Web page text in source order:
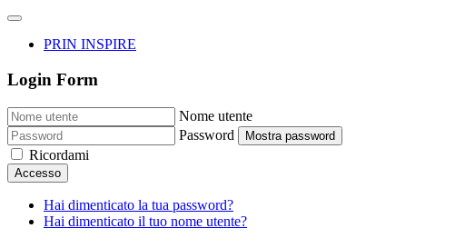
PRIN INSPIRE
Login Form
Nome utente
Password
Mostra password
Ricordami
Accesso
Hai dimenticato la tua password?
Hai dimenticato il tuo nome utente?